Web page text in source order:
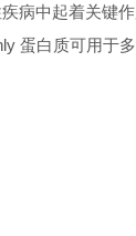
病中起着关键
蛋白质可用于多